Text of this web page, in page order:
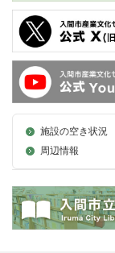
施設の空き状況
周辺情報